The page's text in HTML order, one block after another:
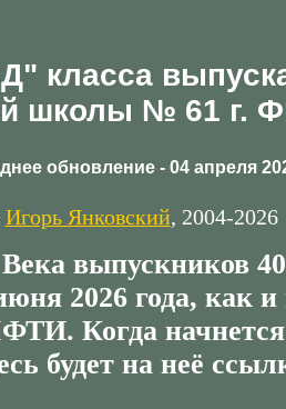
класса
школы № 61 г.
обновление - 04 апреля
Игорь Янковский, 2004-2026
выпускников
2026 года, как и
Когда
будет на неё